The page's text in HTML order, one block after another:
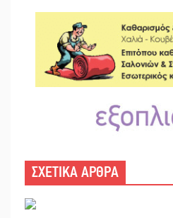
ΣΧΕΤΙΚΑ ΑΡΘΡΑ